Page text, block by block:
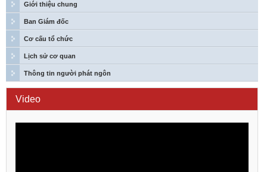
Giới thiệu chung
Ban Giám đốc
Cơ cấu tổ chức
Lịch sử cơ quan
Thông tin người phát ngôn
Video